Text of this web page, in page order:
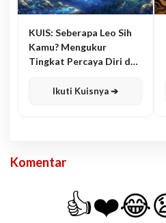
KUIS: Seberapa Leo Sih
Kamu? Mengukur
Tingkat Percaya Diri dan
Ikuti Kuisnya ➔
Komentar
👍❤️😂